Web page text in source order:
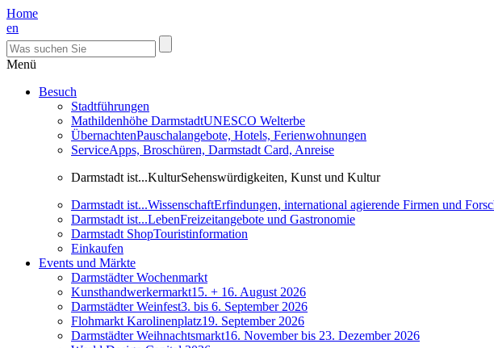
Home
en
Menü
Besuch
Stadtführungen
Mathildenhöhe DarmstadtUNESCO Welterbe
ÜbernachtenPauschalangebote, Hotels, Ferienwohnungen
ServiceApps, Broschüren, Darmstadt Card, Anreise
Darmstadt ist...KulturSehenswürdigkeiten, Kunst und Kultur
Darmstadt ist...WissenschaftErfindungen, international agierende Firmen und
Darmstadt ist...LebenFreizeitangebote und Gastronomie
Darmstadt ShopTouristinformation
Einkaufen
Events und Märkte
Darmstädter Wochenmarkt
Kunsthandwerkermarkt15. + 16. August 2026
Darmstädter Weinfest3. bis 6. September 2026
Flohmarkt Karolinenplatz19. September 2026
Darmstädter Weihnachtsmarkt16. November bis 23. Dezember 2026